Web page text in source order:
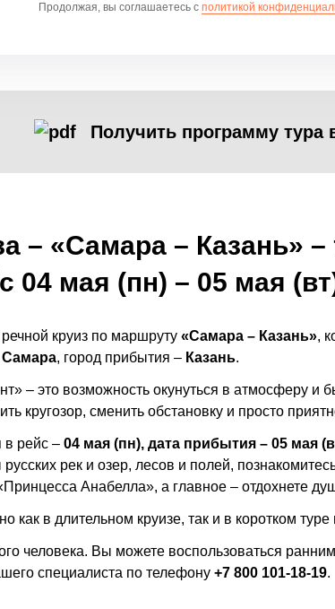
Продолжая, вы соглашаетесь с политикой
Получить программу тура
– «Самара – Казань»
04 мая (пн) – 05 мая
круиз по маршруту «Самара – Казань»,
Самара, город прибытия – Казань.
– это возможность окунуться в атмосферу и
кругозор, сменить обстановку и просто
в рейс – 04 мая (пн), дата прибытия – 05 мая
рек и озер, лесов и полей,
Анабелла», а главное – отдохнете
как в длительном круизе, так и в коротком
человека. Вы можете воспользоваться
специалиста по телефону +7 800 101-18-19.